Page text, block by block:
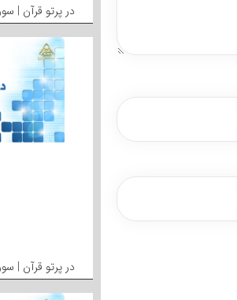
در پرتو قرآن | سوره
در پرتو قرآن | سوره